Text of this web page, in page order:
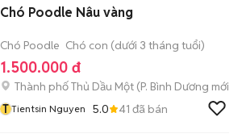
Chó Poodle Nâu vàng
Chó Poodle Chó con (dưới 3 tháng tuổi)
1.500.000 đ
Thành phố Thủ Dầu Một (P. Bình Dương mới)
T Tientsin Nguyen 5.0 41 đã bán